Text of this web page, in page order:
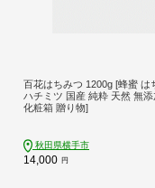
百花はちみつ 1200g [蜂蜜 は
ハチミツ 国産 純粋 天然 無
化粧箱 贈り物]
秋田県横手市
14,000 円